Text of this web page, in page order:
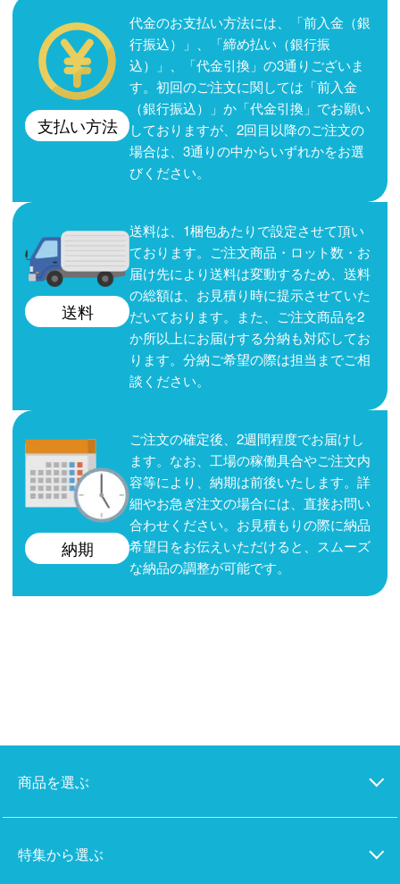
支払い方法
代金のお支払い方法には、「前入金（銀
行振込）」、「締め払い（銀行振
込）」、「代金引換」の3通りございま
す。初回のご注文に関しては「前入金
（銀行振込）」か「代金引換」でお願い
しておりますが、2回目以降のご注文の
場合は、3通りの中からいずれかをお選
びください。
送料
送料は、1梱包あたりで設定させて頂い
ております。ご注文商品・ロット数・お
届け先により送料は変動するため、送料
の総額は、お見積り時に提示させていた
だいております。また、ご注文商品を2
か所以上にお届けする分納も対応してお
ります。分納ご希望の際は担当までご相
談ください。
納期
ご注文の確定後、2週間程度でお届けし
ます。なお、工場の稼働具合やご注文内
容等により、納期は前後いたします。詳
細やお急ぎ注文の場合には、直接お問い
合わせください。お見積もりの際に納品
希望日をお伝えいただけると、スムーズ
な納品の調整が可能です。
商品を選ぶ
特集から選ぶ